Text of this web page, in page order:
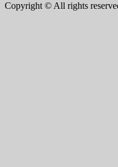
Copyright © All rights